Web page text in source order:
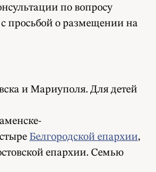
по вопросу
просьбой о размещении на
и Мариуполя. Для детей
Белгородской епархии,
епархии. Семью